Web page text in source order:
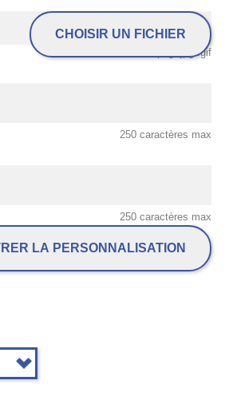
CHOISIR UN FICHIER
.png .jpg .gif
250 caractères max
250 caractères max
LA PERSONNALISATION